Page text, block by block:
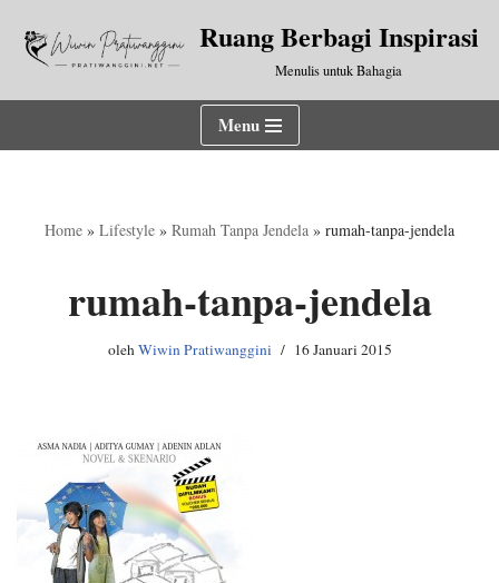
Lompat
Ruang Berbagi Inspirasi
Menulis untuk Bahagia
Menu
Home » Lifestyle » Rumah Tanpa Jendela » rumah-tanpa-jendela
rumah-tanpa-jendela
olehWiwin Pratiwanggini 16 Januari 2015